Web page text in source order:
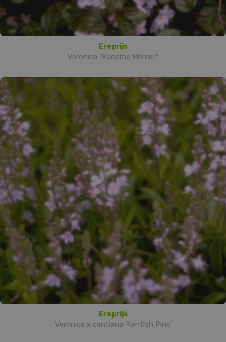
Ereprijs
Veronica 'Madame Mercier'
Ereprijs
Veronica x cantiana 'Kentish Pink'